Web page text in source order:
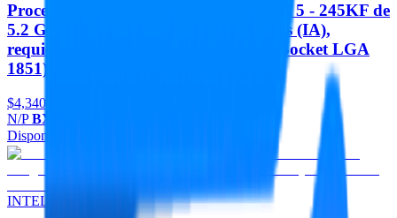
Procesador Gaming Intel Core ULTRA 5 - 245KF de
5.2 GHz Max Turbo - 14 Core, 22 Tops (IA),
requiere GRÁFICOS - DISIPADOR (Socket LGA
1851) 24 MB
$4,340
N/PBX80768245KF
Disponible
INTEL